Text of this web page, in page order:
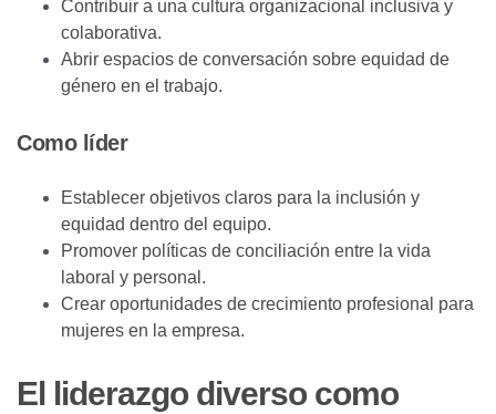
Contribuir a una cultura organizacional inclusiva y
colaborativa.
Abrir espacios de conversación sobre equidad de
género en el trabajo.
Como líder
Establecer objetivos claros para la inclusión y
equidad dentro del equipo.
Promover políticas de conciliación entre la vida
laboral y personal.
Crear oportunidades de crecimiento profesional para
mujeres en la empresa.
El liderazgo diverso como